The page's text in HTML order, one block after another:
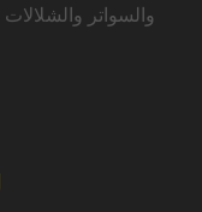
والسواتر